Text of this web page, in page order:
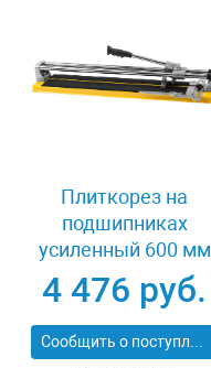
Плиткорез на
подшипниках
усиленный 600 мм
Stayer PROFI 3318-60
4 476 руб.
Сообщить о поступлении